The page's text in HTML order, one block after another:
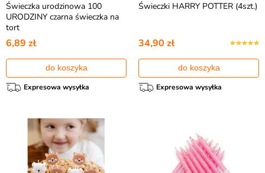
Świeczka urodzinowa 100
URODZINY czarna świeczka na
tort
6,89 zł
do koszyka
Expresowa wysyłka
Świeczki HARRY POTTER (4szt.)
34,90 zł
do koszyka
Expresowa wysyłka